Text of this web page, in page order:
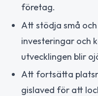
företag.
Att stödja små
investeringar och
utvecklingen blir
Att fortsätta
gislaved för att